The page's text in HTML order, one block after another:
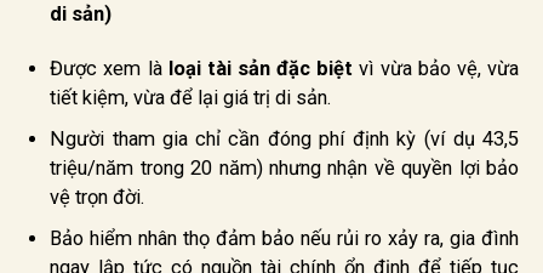
di sản)
Được xem là loại tài sản đặc biệtvì vừa bảo vệ, vừa
tiết kiệm, vừa để lại giá trị di sản.
Người tham gia chỉ cần đóng phí định kỳ (ví dụ 43,5
triệu/năm trong 20 năm) nhưng nhận về quyền lợi bảo
vệ trọn đời.
Bảo hiểm nhân thọ đảm bảo nếu rủi ro xảy ra, gia đình
ngay lập tức có nguồn tài chính ổn định để tiếp tục